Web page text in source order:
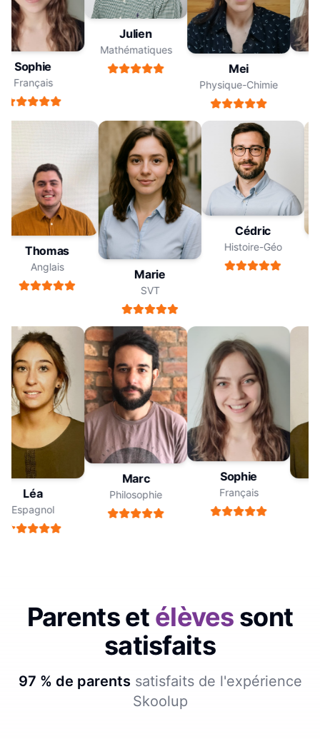
Sophie
Français
Julien
Mathématiques
Mei
Physique-Chimie
Thomas
Anglais
Marie
SVT
Cédric
Histoire-Géo
Léa
Espagnol
Marc
Philosophie
Sophie
Français
Parents et élèves sont
satisfaits
97 % de parentssatisfaits de l'expérience
Skoolup